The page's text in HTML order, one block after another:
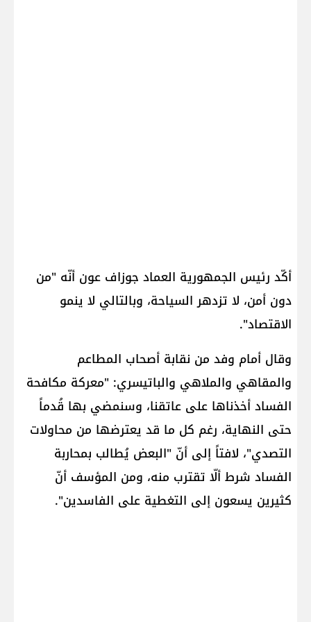
أكّد رئيس الجمهورية العماد جوزاف عون أنّه "من
دون أمن، لا تزدهر السياحة، وبالتالي لا ينمو
الاقتصاد".
وقال أمام وفد من نقابة أصحاب المطاعم
والمقاهي والملاهي والباتيسري: "معركة مكافحة
الفساد أخذناها على عاتقنا، وسنمضي بها قُدماً
حتى النهاية، رغم كل ما قد يعترضها من محاولات
التصدي"، لافتاً إلى أنّ "البعض يُطالب بمحاربة
الفساد شرط ألّا تقترب منه، ومن المؤسف أنّ
كثيرين يسعون إلى التغطية على الفاسدين".